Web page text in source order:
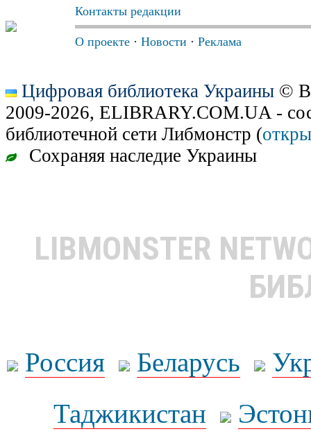
Контакты редакции
О проекте · Новости · Реклама
Цифровая библиотека Украины ©
2009-2026, ELIBRARY.COM.UA -
библиотечной сети Либмонстр (
Сохраняя наследие Украины
LIBMONSTER
Россия Беларусь
Таджикистан